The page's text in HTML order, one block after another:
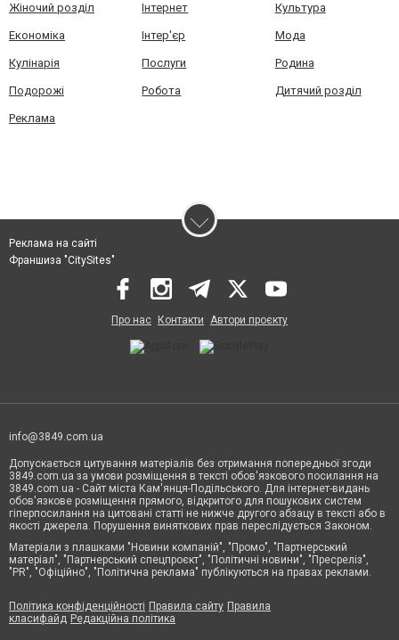
Жіночий розділ Інтернет Культура
Економіка Інтер'єр Мода
Кулінарія Послуги Родина
Подорожі Робота Дитячий розділ
Реклама
Реклама на сайті
Франшиза "CitySites"
Про нас Контакти Автори проєкту
info@3849.com.ua
Допускається цитування матеріалів без отримання попередньої згоди
3849.com.ua за умови розміщення в тексті обов'язкового посилання на
3849.com.ua - Сайт міста Кам'янця-Подільського. Для інтернет-видань
обов'язкове розміщення прямого, відкритого для пошукових систем
гіперпосилання на цитовані статті не нижче другого абзацу в тексті або в
якості джерела. Порушення виняткових прав переслідується Законом.
Матеріали з плашками "Новини компаній", "Промо", "Партнерський
матеріал", "Партнерський спецпроєкт", "Політичні новини", "Пресреліз",
"PR", "Офіційно", "Політична реклама" публікуються на правах реклами.
Політика конфіденційності Правила сайту Правила
класифайд Редакційна політика